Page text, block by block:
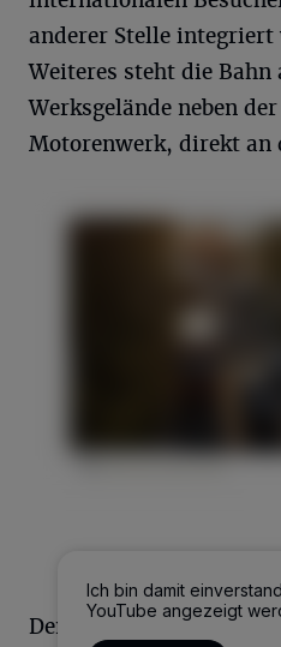
anderer Stelle integriert
Weiteres steht die Bahn
Werksgelände neben
Motorenwerk, direkt an
Ich bin damit
YouTube angezeigt
Den Wagen 21 hatte der